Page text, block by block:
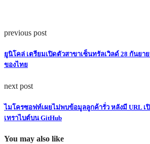
previous post
ยูนิโคล่ เตรียมเปิดตัวสาขาเซ็นทรัลเวิลด์ 28 กันย
ของไทย
next post
ไมโครซอฟท์เผยไม่พบข้อมูลลูกค้ารั่ว หลังมี URL เ
เทราไบต์บน GitHub
You may also like